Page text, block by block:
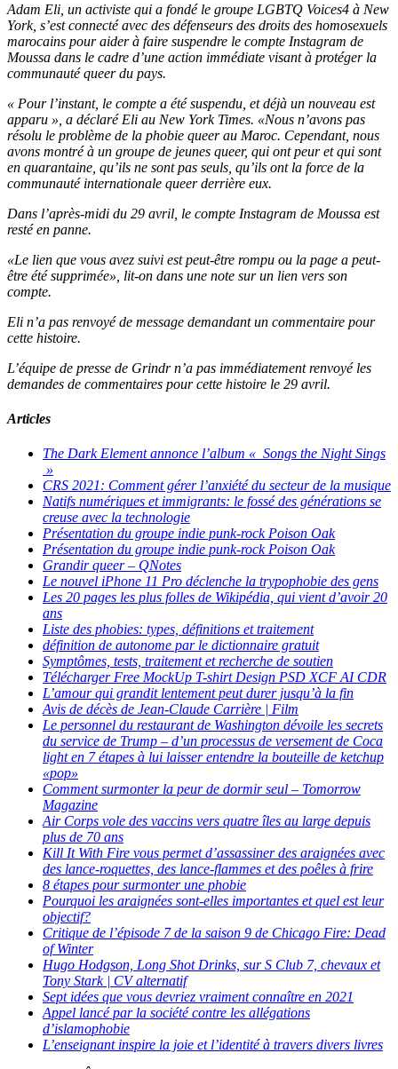
Adam Eli, un activiste qui a fondé le groupe LGBTQ Voices4 à New
York, s’est connecté avec des défenseurs des droits des homosexuels
marocains pour aider à faire suspendre le compte Instagram de
Moussa dans le cadre d’une action immédiate visant à protéger la
communauté queer du pays.
« Pour l’instant, le compte a été suspendu, et déjà un nouveau est
apparu », a déclaré Eli au New York Times. «Nous n’avons pas
résolu le problème de la phobie queer au Maroc. Cependant, nous
avons montré à un groupe de jeunes queer, qui ont peur et qui sont
en quarantaine, qu’ils ne sont pas seuls, qu’ils ont la force de la
communauté internationale queer derrière eux.
Dans l’après-midi du 29 avril, le compte Instagram de Moussa est
resté en panne.
«Le lien que vous avez suivi est peut-être rompu ou la page a peut-
être été supprimée», lit-on dans une note sur un lien vers son
compte.
Eli n’a pas renvoyé de message demandant un commentaire pour
cette histoire.
L’équipe de presse de Grindr n’a pas immédiatement renvoyé les
demandes de commentaires pour cette histoire le 29 avril.
Articles
The Dark Element annonce l’album « Songs the Night Sings
»
CRS 2021: Comment gérer l’anxiété du secteur de la musique
Natifs numériques et immigrants: le fossé des générations se
creuse avec la technologie
Présentation du groupe indie punk-rock Poison Oak
Présentation du groupe indie punk-rock Poison Oak
Grandir queer – QNotes
Le nouvel iPhone 11 Pro déclenche la trypophobie des gens
Les 20 pages les plus folles de Wikipédia, qui vient d’avoir 20
ans
Liste des phobies: types, définitions et traitement
définition de autonome par le dictionnaire gratuit
Symptômes, tests, traitement et recherche de soutien
Télécharger Free MockUp T-shirt Design PSD XCF AI CDR
L’amour qui grandit lentement peut durer jusqu’à la fin
Avis de décès de Jean-Claude Carrière | Film
Le personnel du restaurant de Washington dévoile les secrets
du service de Trump – d’un processus de versement de Coca
light en 7 étapes à lui laisser entendre la bouteille de ketchup
«pop»
Comment surmonter la peur de dormir seul – Tomorrow
Magazine
Air Corps vole des vaccins vers quatre îles au large depuis
plus de 70 ans
Kill It With Fire vous permet d’assassiner des araignées avec
des lance-roquettes, des lance-flammes et des poêles à frire
8 étapes pour surmonter une phobie
Pourquoi les araignées sont-elles importantes et quel est leur
objectif?
Critique de l’épisode 7 de la saison 9 de Chicago Fire: Dead
of Winter
Hugo Hodgson, Long Shot Drinks, sur S Club 7, chevaux et
Tony Stark | CV alternatif
Sept idées que vous devriez vraiment connaître en 2021
Appel lancé par la société contre les allégations
d’islamophobie
L’enseignant inspire la joie et l’identité à travers divers livres